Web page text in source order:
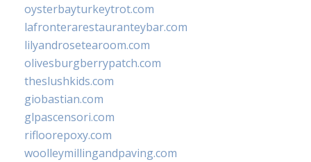
oysterbayturkeytrot.com
lafronterarestauranteybar.com
lilyandrosetearoom.com
olivesburgberrypatch.com
theslushkids.com
giobastian.com
glpascensori.com
rifloorepoxy.com
woolleymillingandpaving.com